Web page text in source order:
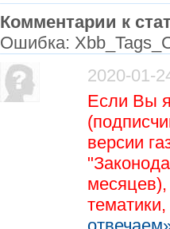
Комментарии к
Ошибка:
2020-01-
Если Вы
версии